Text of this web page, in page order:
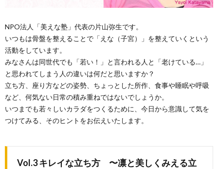
NPO法人「美えな塾」代表の片山弥生です。
いつもは骨盤を整えることで「えな（子宮）」を整えていくという
活動をしています。
みなさんは同世代でも「若い！」と言われる人と「老けている…」
と思われてしまう人の違いは何だと思いますか？
立ち方、座り方などの姿勢、ちょっとした所作、食事や睡眠や呼吸
など、何気ない日常の積み重ねではないでしょうか。
いつまでも若々しいカラダをつくるために、今日から意識して気を
つけてみる、そのヒントをお伝えいたします。
Vol.3 キレイな立ち方 〜凛と美しくみえる立